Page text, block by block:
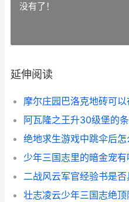
没有了！
延伸阅读